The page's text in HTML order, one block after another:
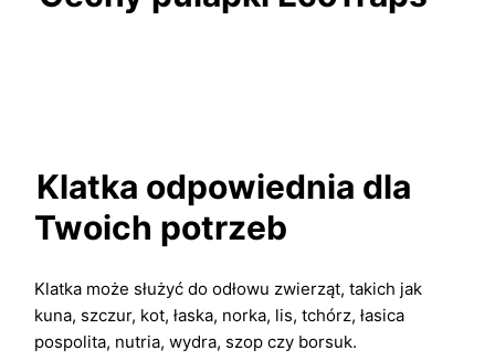
Klatka odpowiednia dla
Twoich potrzeb
Klatka może służyć do odłowu zwierząt, takich jak
kuna, szczur, kot, łaska, norka, lis, tchórz, łasica
pospolita, nutria, wydra, szop czy borsuk.